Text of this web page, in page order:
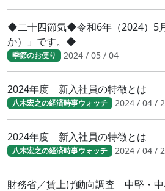
◆二十四節気◆令和6年（2024）5
か）」です。◆
季節のお便り 2024 / 05 / 04
2024年度 新入社員の特徴とは
八木宏之の経済時事ウォッチ 2024 / 04 /
2024年度 新入社員の特徴とは
八木宏之の経済時事ウォッチ 2024 / 04 /
財務省／賃上げ動向調査 中堅・